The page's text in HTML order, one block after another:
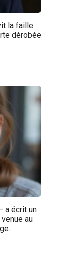
la faille
dérobée
a écrit un
au